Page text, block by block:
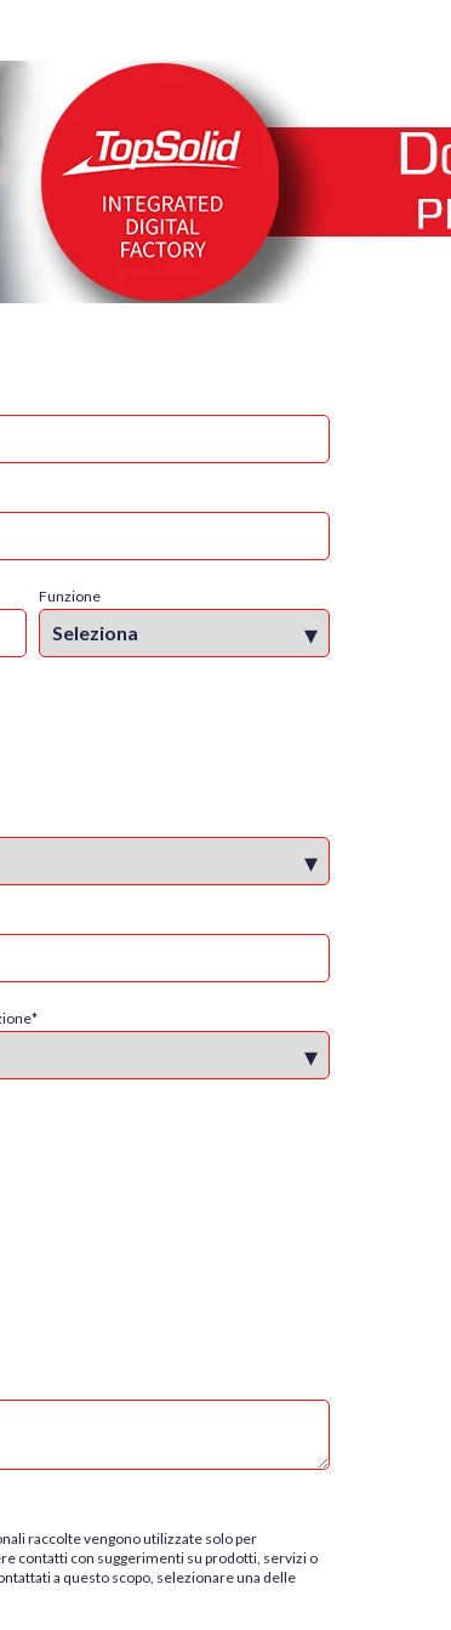
Funzione
*
raccolte vengono utilizzate solo per
contatti con suggerimenti su prodotti, servizi o
a questo scopo, selezionare una delle